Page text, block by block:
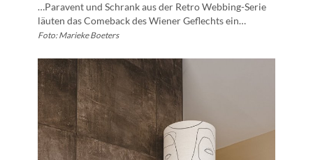
…Paravent und Schrank aus der Retro Webbing-Serie
läuten das Comeback des Wiener Geflechts ein…
Foto: Marieke Boeters